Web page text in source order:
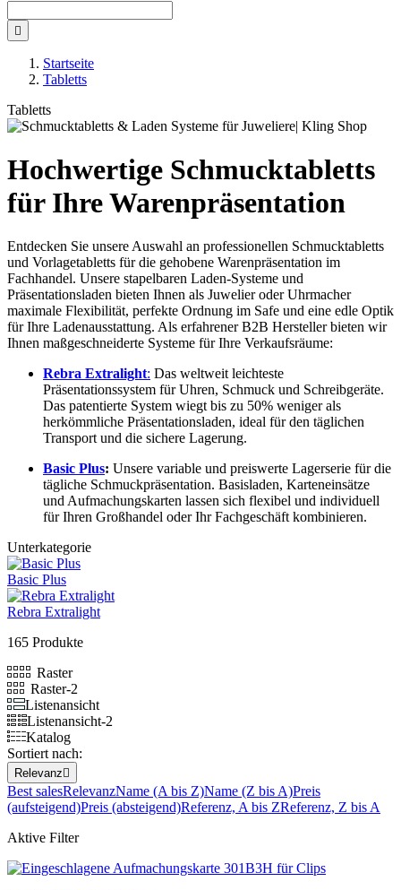

Startseite
Tabletts
Tabletts
Hochwertige Schmucktabletts
für Ihre Warenpräsentation
Entdecken Sie unsere Auswahl an professionellen Schmucktabletts
und Vorlagetabletts für die gehobene Warenpräsentation im
Fachhandel. Unsere stapelbaren Laden-Systeme und
Präsentationsladen bieten Ihnen als Juwelier oder Uhrmacher
maximale Flexibilität, perfekte Ordnung im Safe und eine edle Optik
für Ihre Ladenausstattung. Als erfahrener B2B Hersteller bieten wir
Ihnen maßgeschneiderte Systeme für Ihre Verkaufsräume:
Rebra Extralight: Das weltweit leichteste
Präsentationssystem für Uhren, Schmuck und Schreibgeräte.
Das patentierte System wiegt bis zu 50% weniger als
herkömmliche Präsentationsladen, ideal für den täglichen
Transport und die sichere Lagerung.
Basic Plus: Unsere variable und preiswerte Lagerserie für die
tägliche Schmuckpräsentation. Basisladen, Karteneinsätze
und Aufmachungskarten lassen sich flexibel und individuell
für Ihren Großhandel oder Ihr Fachgeschäft kombinieren.
Unterkategorie
Basic Plus
Rebra Extralight
165 Produkte
Raster
Raster-2
Listenansicht
Listenansicht-2
Katalog
Sortiert nach:
Relevanz 
Best salesRelevanzName (A bis Z)Name (Z bis A)Preis
(aufsteigend)Preis (absteigend)Referenz, A bis ZReferenz, Z bis A
Aktive Filter